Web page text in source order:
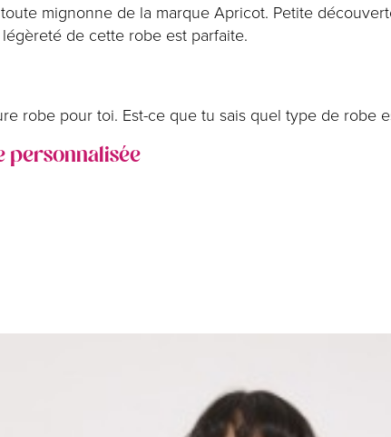
toute mignonne de la marque Apricot. Petite
de cette robe est parfaite.
robe pour toi. Est-ce que tu sais quel type de robe
personnalisée